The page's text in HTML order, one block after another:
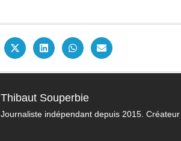
Thibaut Souperbie
Journaliste indépendant depuis 2015.